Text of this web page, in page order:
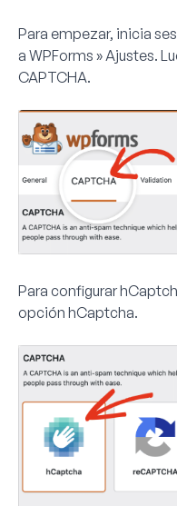
Para empezar, inicia
a WPForms » Ajustes.
CAPTCHA.
Para configurar
opción hCaptcha.